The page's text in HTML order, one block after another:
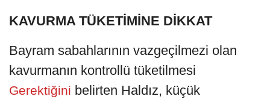
KAVURMA TÜKETİMİNE DİKKAT
Bayram sabahlarının vazgeçilmezi olan
kavurmanın kontrollü tüketilmesi
Gerektiğini belirten Haldız, küçük